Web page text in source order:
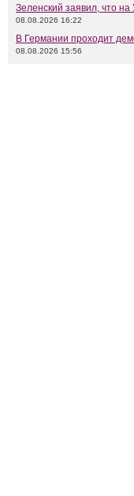
Зеленский заявил, что
08.08.2026 16:22
В Германии проходит
08.08.2026 15:56